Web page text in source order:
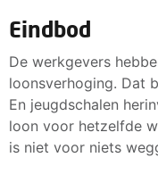
Eindbod
De werkgevers
loonsverhoging. Dat
En jeugdschalen
loon voor hetzelfde
is niet voor niets